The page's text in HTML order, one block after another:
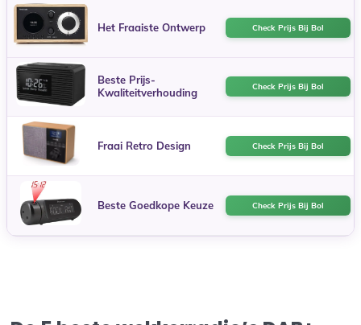
Het Fraaiste Ontwerp Check Prijs Bij Bol
Beste Prijs-
Kwaliteitverhouding
Check Prijs Bij Bol
Fraai Retro Design Check Prijs Bij Bol
Beste Goedkope Keuze Check Prijs Bij Bol